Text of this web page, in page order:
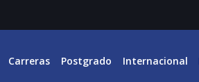
Carreras Postgrado Internacional